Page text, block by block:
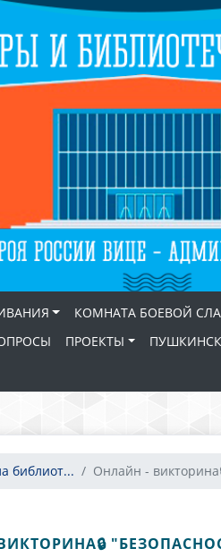
КОМНАТА БОЕВОЙ
ПРОЕКТЫ
библиот... Онлайн -